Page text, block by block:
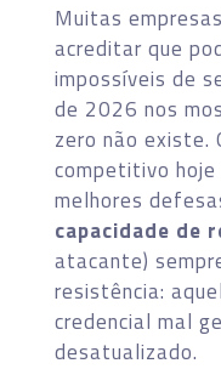
Muitas
acreditar que
impossíveis de
de 2026 nos
zero não existe.
competitivo
melhores
capacidade de
atacante)
resistência:
credencial mal
desatualizado.